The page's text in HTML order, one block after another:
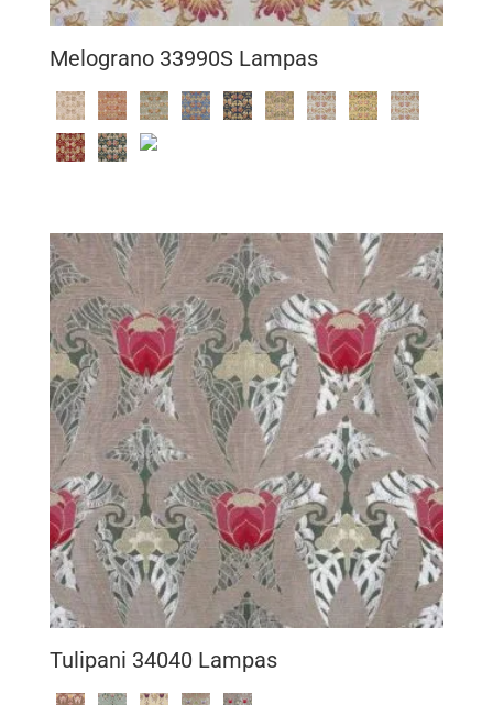
Melograno 33990S Lampas
Tulipani 34040 Lampas